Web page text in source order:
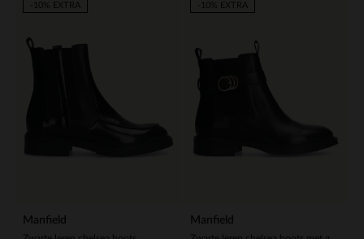
Manfield
-10% EXTRA
Manfield
-10% EXTRA